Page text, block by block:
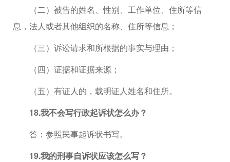
（二）被告的姓名、性别、工作单位、住所等信
息，法人或者其他组织的名称、住所等信息；
（三）诉讼请求和所根据的事实与理由；
（四）证据和证据来源；
（五）有证人的，载明证人姓名和住所。
18.我不会写行政起诉状怎么办？
答：参照民事起诉状书写。
19.我的刑事自诉状应该怎么写？